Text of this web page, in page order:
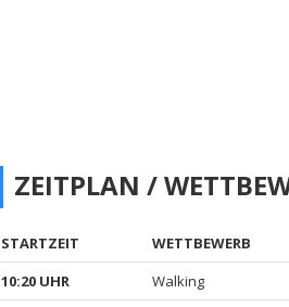
ZEITPLAN /
STARTZEIT WETTBEWERB
10:20 UHR
Walking